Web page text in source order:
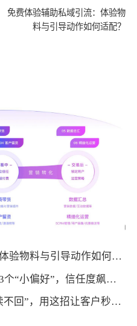
免费体验辅助私域引流：体验物
料与引导动作如何适配？
1.免费体验辅助私域引流：体验物料与引导动作如何适配？
2.私域转化心法：记住客户3个“小偏好”，信任度飙升促成交
3.私域转化痛点：解决“已读不回”，用这招让客户秒回咨询